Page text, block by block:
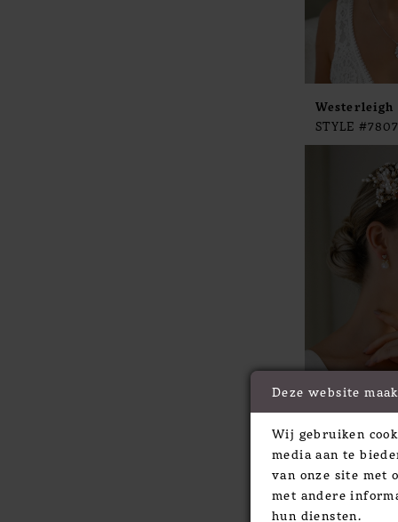
Westerleigh
STYLE
Westerleigh
STYLE
Deze website
Wij gebruiken
media aan te
van onze site met
met andere
hun diensten.